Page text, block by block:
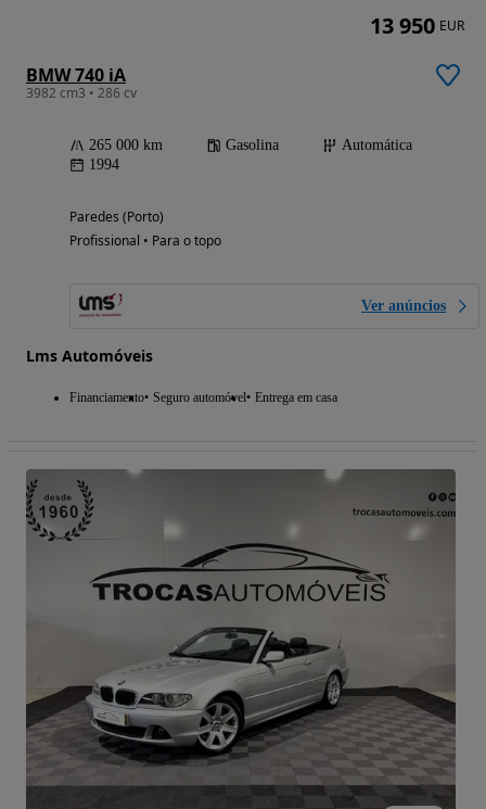
BMW 740 iA
3982 cm3 • 286 cv
265 000 km Gasolina
Automática
1994
Paredes (Porto)
Profissional • Para o topo
Ver anúncios
Lms Automóveis
Financiamento Seguro automóvel Entrega em casa
13 950 EUR